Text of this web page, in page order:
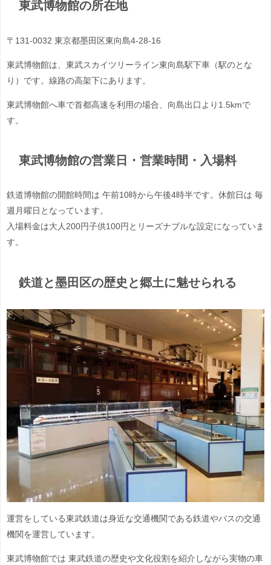
東武博物館の所在地
〒131-0032 東京都墨田区東向島4-28-16
東武博物館は、東武スカイツリーライン東向島駅下車（駅のとな
り）です。線路の高架下にあります。
東武博物館へ車で首都高速を利用の場合、向島出口より1.5kmで
す。
東武博物館の営業日・営業時間・入場料
鉄道博物館の開館時間は 午前10時から午後4時半です。休館日は 毎
週月曜日となっています。
入場料金は大人200円子供100円とリーズナブルな設定になっ ていま
す。
鉄道と墨田区の歴史と郷土に魅せられる
運営をしている東武鉄道は身近な交通機関である鉄道やバスの交通
機関を運営しています。
東武博物館では 東武鉄道の歴史や文化役割を紹介しながら実物の車